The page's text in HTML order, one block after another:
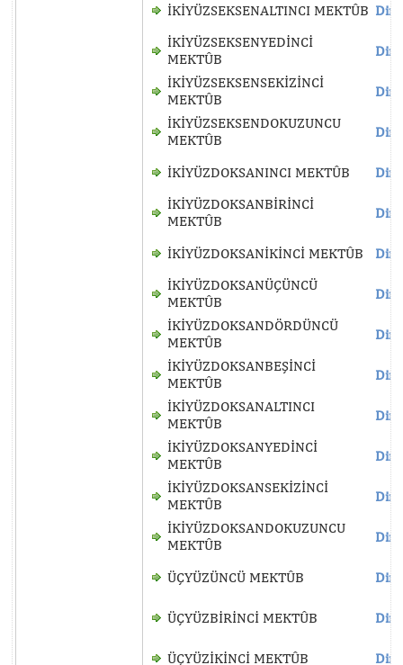
İKİYÜZSEKSENALTINCI MEKTÛB
İKİYÜZSEKSENYEDİNCİ
MEKTÛB
İKİYÜZSEKSENSEKİZİNCİ
MEKTÛB
İKİYÜZSEKSENDOKUZUNCU
MEKTÛB
İKİYÜZDOKSANINCI MEKTÛB
İKİYÜZDOKSANBİRİNCİ
MEKTÛB
İKİYÜZDOKSANİKİNCİ MEKTÛB
İKİYÜZDOKSANÜÇÜNCÜ
MEKTÛB
İKİYÜZDOKSANDÖRDÜNCÜ
MEKTÛB
İKİYÜZDOKSANBEŞİNCİ
MEKTÛB
İKİYÜZDOKSANALTINCI
MEKTÛB
İKİYÜZDOKSANYEDİNCİ
MEKTÛB
İKİYÜZDOKSANSEKİZİNCİ
MEKTÛB
İKİYÜZDOKSANDOKUZUNCU
MEKTÛB
ÜÇYÜZÜNCÜ MEKTÛB
ÜÇYÜZBİRİNCİ MEKTÛB
ÜÇYÜZİKİNCİ MEKTÛB